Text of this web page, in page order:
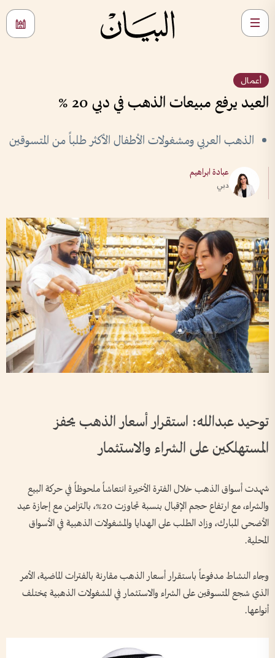
أعمال
العيد يرفع مبيعات الذهب في دبي 20 %
الذهب العربي ومشغولات الأطفال الأكثر طلباً من المتسوقين
عبادة ابراهيم
دبي
توحيد عبدالله: استقرار أسعار الذهب يحفز
المستهلكين على الشراء والاستثمار
شهدت أسواق الذهب خلال الفترة الأخيرة انتعاشاً ملحوظاً في حركة البيع
والشراء، مع ارتفاع حجم الإقبال بنسبة تجاوزت 20%، بالتزامن مع إجازة عيد
الأضحى المبارك، وزاد الطلب على الهدايا والمشغولات الذهبية في الأسواق
المحلية.
وجاء النشاط مدفوعاً باستقرار أسعار الذهب مقارنة بالفترات الماضية، الأمر
الذي شجع المتسوقين على الشراء والاستثمار في المشغولات الذهبية بمختلف
أنواعها.